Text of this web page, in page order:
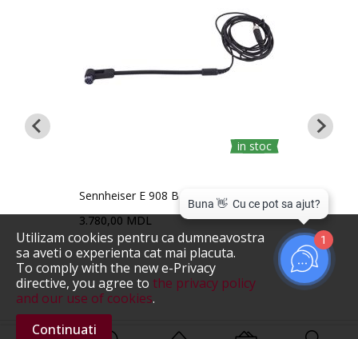
Utilizam cookies pentru ca dumneavostra
sa aveti o experienta cat mai placuta.
To comply with the new e-Privacy
directive, you agree to the privacy policy
and our use of cookies.
Continuati
in stoc
Sennheiser E 908 B EW System
3.780,00 MDL
1